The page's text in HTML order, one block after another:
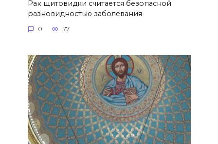
Рак щитовидки считается безопасной
разновидностью заболевания
0 77